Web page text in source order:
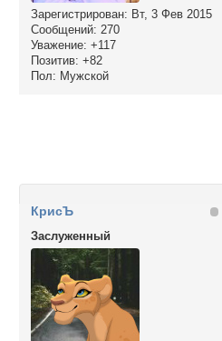
Зарегистрирован: Вт, 3 Фев 2015
Сообщений: 270
Уважение: +117
Позитив: +82
Пол: Мужской
КрисЪ
Заслуженный